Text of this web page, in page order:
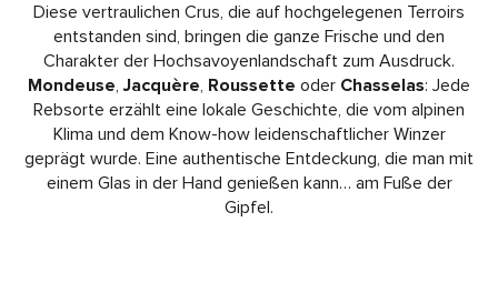
Diese vertraulichen Crus, die auf hochgelegenen Terroirs
entstanden sind, bringen die ganze Frische und den
Charakter der Hochsavoyenlandschaft zum Ausdruck.
Mondeuse,Jacquère, Roussette oder Chasselas: Jede
Rebsorte erzählt eine lokale Geschichte, die vom alpinen
Klima und dem Know-how leidenschaftlicher Winzer
geprägt wurde. Eine authentische Entdeckung, die man mit
einem Glas in der Hand genießen kann… am Fuße der
Gipfel.